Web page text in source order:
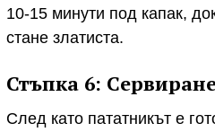
10-15 минути под капак,
стане златиста.
Стъпка 6:
След като пататникът е